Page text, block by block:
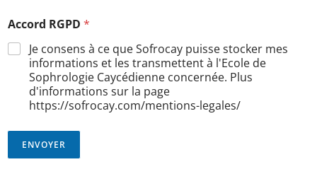
Accord RGPD *
Je consens à ce que Sofrocay puisse stocker mes
informations et les transmettent à l'Ecole de
Sophrologie Caycédienne concernée. Plus
d'informations sur la page
https://sofrocay.com/mentions-legales/
ENVOYER